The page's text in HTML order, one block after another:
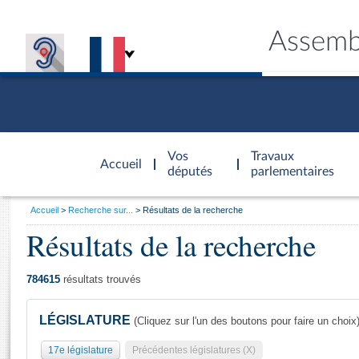
Accueil
d'accueil
Vos
députés
Travaux
parlementaires
Général
Vous
Accueil Recherche sur... Résultats de la recherche
Résultats de la recherche
784615 résultats trouvés
LÉGISLATURE (Cliquez sur l'un des boutons pour faire un choix)
17e législature Précédentes législatures (X)